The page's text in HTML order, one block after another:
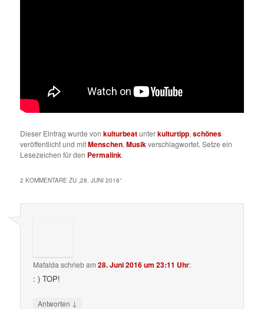
Dieser Eintrag wurde vonkulturbeatunterkulturtipp,schönes
veröffentlicht und mitMenschen,Musikverschlagwortet. Setze ein
Lesezeichen für den Permalink.
2 KOMMENTARE ZU „28. JUNI 2016“
Mafalda schriebam28. Juni 2016 um 23:11 Uhr:
: ) TOP!
Antworten ↓